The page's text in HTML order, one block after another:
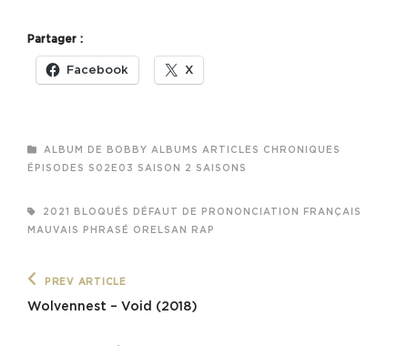
Partager :
Facebook X
CATEGORIES
ALBUM DE BOBBY ALBUMS ARTICLES
CHRONIQUES
ÉPISODES
S02E03 SAISON 2 SAISONS
TAGS,
2021 BLOQUÉS DÉFAUT DE PRONONCIATION
FRANÇAIS
MAUVAIS PHRASÉ
ORELSAN RAP
Navigation
de
Previous
Post
PREV ARTICLE
Wolvennest – Void (2018)